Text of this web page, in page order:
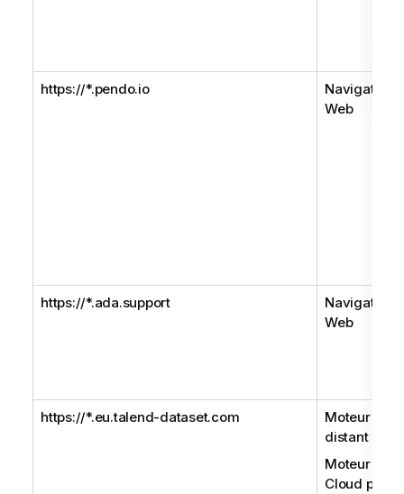
https://*.pendo.io
Navigateur
Web
https://*.ada.support
Navigateur
Web
https://*.eu.talend-dataset.com
Moteur
distant
Moteur
Cloud pour